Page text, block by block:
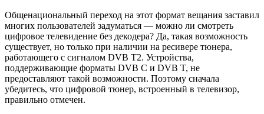
Общенациональный переход на этот формат вещания заставил
многих пользователей задуматься — можно ли смотреть
цифровое телевидение без декодера? Да, такая возможность
существует, но только при наличии на ресивере тюнера,
работающего с сигналом DVB T2. Устройства,
поддерживающие форматы DVB C и DVB T, не
предоставляют такой возможности. Поэтому сначала
убедитесь, что цифровой тюнер, встроенный в телевизор,
правильно отмечен.